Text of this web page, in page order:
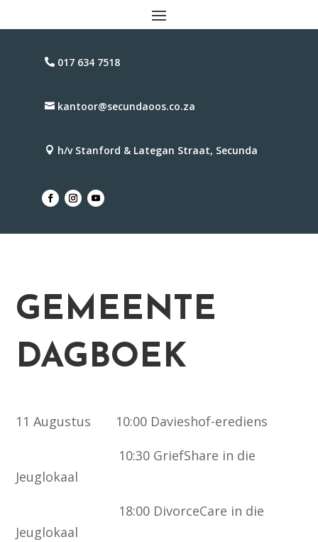
017 634 7518
kantoor@secundaoos.co.za
h/v Stanford & Lategan Straat, Secunda
GEMEENTE
DAGBOEK
11 Augustus 10:00 Davieshof-erediens
10:30 GriefShare in die
Jeuglokaal
18:00 DivorceCare in die
Jeuglokaal